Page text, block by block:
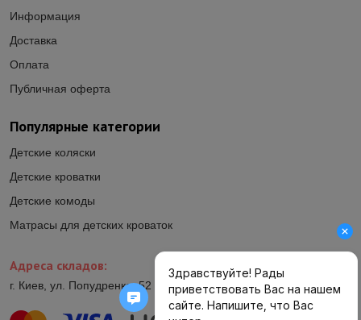
Популярные категории
Детские коляски
Детские кроватки
Детские комоды
Матрасы для детских кроваток
Информация
Доставка
Оплата
Публичная оферта
Адреса складов:
г. Киев, ул. Попудренко, 52 (ул.Гетьмана Павла Полуботка, 52)